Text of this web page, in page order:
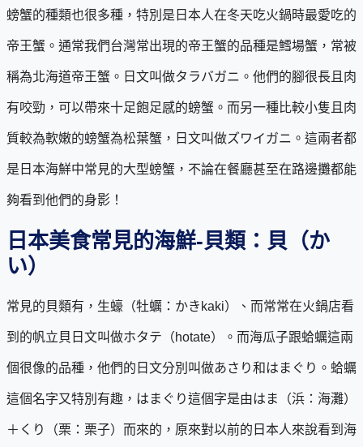
螃蟹的種類也很多種，特別是日本人在冬天吃火鍋時最愛吃的
帝王蟹。通常我們台灣常出現的帝王蟹的品種是鱈場蟹，常被
稱為北海道帝王蟹。日文叫做タラバガニ。他們的腳很長且肉
有咬勁，可以帶來十足飽足感的螃蟹。而另一種比較小隻且肉
質較為軟嫩的螃蟹為松葉蟹，日文叫做ズワイガニ。這兩者都
是日本海鮮中常見的大型螃蟹，不論在餐廳甚至在路邊攤都能
夠看到他們的身影！
日本美食常見的海鮮-貝類：貝（か
い）
常見的貝類有，生蠔（牡蠣：かきkaki）、而常常在火鍋店看
到的帆立貝日文叫做ホタテ（hotate）。而海瓜子跟蛤蠣這兩
個很像的品種，他們的日文分別叫做あさり和はまぐり。蛤蠣
這個名字又特別有趣，はまぐり這個字是由はま（浜：海灘）
＋くり（栗：栗子）而來的，原來對以前的日本人來說看到海